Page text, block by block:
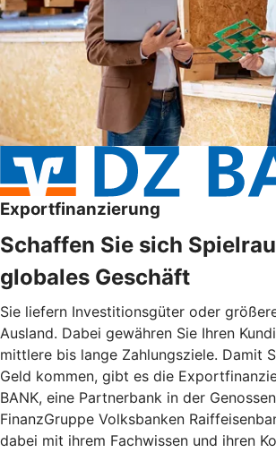
Exportfinanzierung
Schaffen Sie sich
globales Geschäft
Sie liefern Investitionsgüter oder
Ausland. Dabei gewähren Sie Ihren
mittlere bis lange Zahlungsziele. Damit
Geld kommen, gibt es die
BANK, eine Partnerbank in der
FinanzGruppe Volksbanken
dabei mit ihrem Fachwissen und ihren